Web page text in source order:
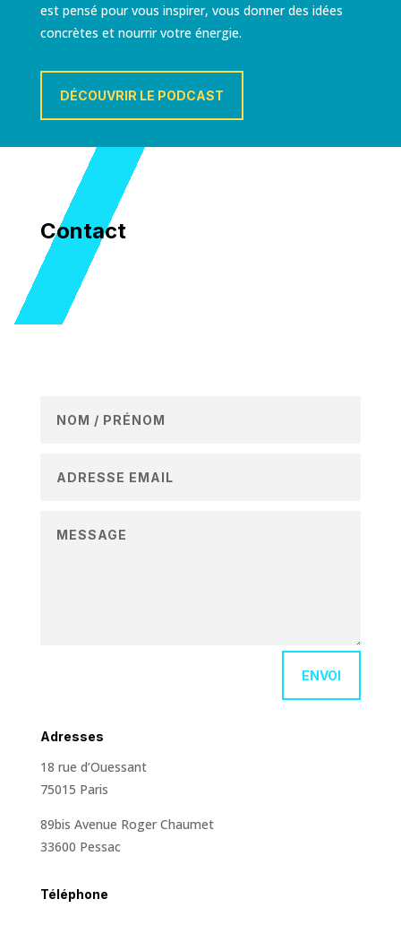
est pensé pour vous inspirer, vous donner des idées
concrètes et nourrir votre énergie.
DÉCOUVRIR LE PODCAST
Contact
ENVOI
Adresses
18 rue d’Ouessant
75015 Paris
89bis Avenue Roger Chaumet
33600 Pessac
Téléphone